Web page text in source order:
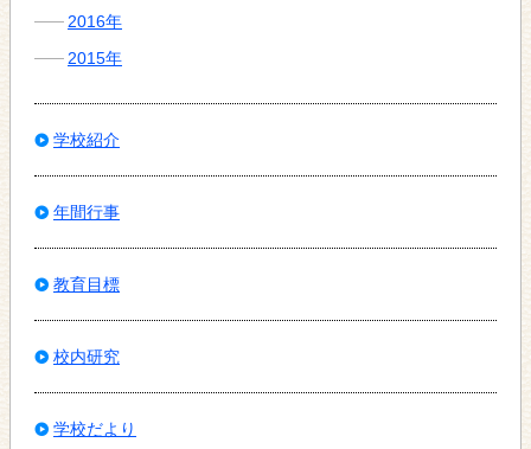
2016年
2015年
学校紹介
年間行事
教育目標
校内研究
学校だより